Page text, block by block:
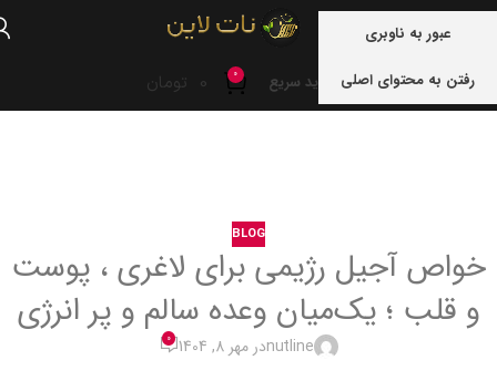
عبور به ناوبری
رفتن به محتوای اصلی
خرید سریع 0
0 تومان
BLOG
خواص آجیل رژیمی برای لاغری ، پوست
و قلب ؛ یک‌میان وعده سالم و پر انرژی
nutlineدر مهر 8, 1404 0